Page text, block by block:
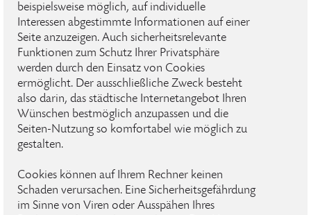
beispielsweise möglich, auf individuelle
Interessen abgestimmte Informationen auf einer
Seite anzuzeigen. Auch sicherheitsrelevante
Funktionen zum Schutz Ihrer Privatsphäre
werden durch den Einsatz von Cookies
ermöglicht. Der ausschließliche Zweck besteht
also darin, das städtische Internetangebot Ihren
Wünschen bestmöglich anzupassen und die
Seiten-Nutzung so komfortabel wie möglich zu
gestalten.
Cookies können auf Ihrem Rechner keinen
Schaden verursachen. Eine Sicherheitsgefährdung
im Sinne von Viren oder Ausspähen Ihres